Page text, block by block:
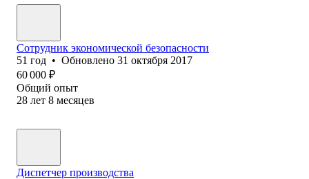
Сотрудник экономической безопасности
51 год • Обновлено 31 октября 2017
60 000 ₽
Общий опыт
28 лет 8 месяцев
Диспетчер производства